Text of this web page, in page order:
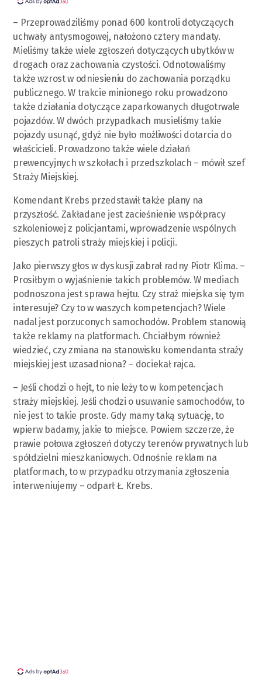
– Przeprowadziliśmy ponad 600 kontroli dotyczących
uchwały antysmogowej, nałożono cztery mandaty.
Mieliśmy także wiele zgłoszeń dotyczących ubytków w
drogach oraz zachowania czystości. Odnotowaliśmy
także wzrost w odniesieniu do zachowania porządku
publicznego. W trakcie minionego roku prowadzono
także działania dotyczące zaparkowanych długotrwale
pojazdów. W dwóch przypadkach musieliśmy takie
pojazdy usunąć, gdyż nie było możliwości dotarcia do
właścicieli. Prowadzono także wiele działań
prewencyjnych w szkołach i przedszkolach – mówił szef
Straży Miejskiej.
Komendant Krebs przedstawił także plany na
przyszłość. Zakładane jest zacieśnienie współpracy
szkoleniowej z policjantami, wprowadzenie wspólnych
pieszych patroli straży miejskiej i policji.
Jako pierwszy głos w dyskusji zabrał radny Piotr Klima. –
Prosiłbym o wyjaśnienie takich problemów. W mediach
podnoszona jest sprawa hejtu. Czy straż miejska się tym
interesuje? Czy to w waszych kompetencjach? Wiele
nadal jest porzuconych samochodów. Problem stanowią
także reklamy na platformach. Chciałbym również
wiedzieć, czy zmiana na stanowisku komendanta straży
miejskiej jest uzasadniona? – dociekał rajca.
– Jeśli chodzi o hejt, to nie leży to w kompetencjach
straży miejskiej. Jeśli chodzi o usuwanie samochodów, to
nie jest to takie proste. Gdy mamy taką sytuację, to
wpierw badamy, jakie to miejsce. Powiem szczerze, że
prawie połowa zgłoszeń dotyczy terenów prywatnych lub
spółdzielni mieszkaniowych. Odnośnie reklam na
platformach, to w przypadku otrzymania zgłoszenia
interweniujemy – odparł Ł. Krebs.